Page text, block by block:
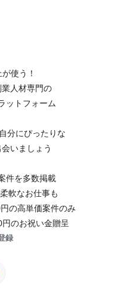
使う！
人材専門の
ットフォーム
分にぴったりな
いましょう
件を多数掲載
軟なお仕事も
の高単価案件のみ
円のお祝い金贈呈
録